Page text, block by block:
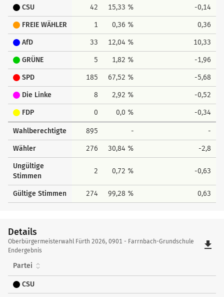
CSU 42 15,33 % -0,14
FREIE WÄHLER 1 0,36 % 0,36
AfD 33 12,04 % 10,33
GRÜNE 5 1,82 % -1,96
SPD 185 67,52 % -5,68
Die Linke 8 2,92 % -0,52
FDP 0 0,0 % -0,34
Wahlberechtigte 895 - -
Wähler 276 30,84 % -2,8
Ungültige
Stimmen
2 0,72 % -0,63
Gültige Stimmen 274 99,28 % 0,63
Details
Details
Oberbürgermeisterwahl Fürth 2026, 0901 - Farrnbach-Grundschule
Endergebnis
file_download
Partei
CSU